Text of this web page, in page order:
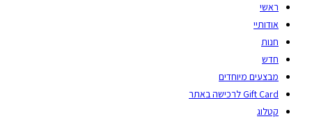
ראשי
אודותיי
חנות
חדש
מבצעים מיוחדים
Gift Card לרכישה באתר
קטלוג